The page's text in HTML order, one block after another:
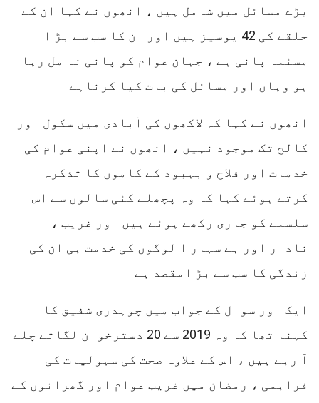
بڑے مسائل میں شامل ہیں ، انھوں نے کہا ان کے
حلقے کی 42 یوسیز ہیں اور ان کا سب سے بڑ ا
مسئلہ پانی ہے ، جہان عوام کو پانی نہ مل رہا
ہو وہاں اور مسائل کی بات کیا کرناہے
انھوں نے کہا کہ لاکھوں کی آبادی میں سکول اور
کالج تک موجود نہیں ، انھوں نے اپنی عوام کی
خدمات اور فلاح و بہبود کے کاموں کا تذکرہ
کرتے ہوئے کہا کہ وہ پچھلے کئی سالوں سے اس
سلسلے کو جاری رکھے ہوئے ہیں اور غریب ،
نادار اور بے سہار ا لوگوں کی خدمت ہی ان کی
زندگی کا سب سے بڑ امقصد ہے
ایک اور سوال کے جواب میں چوہدری شفیق کا
کہنا تھا کہ وہ 2019 سے 20 دسترخوان لگاتے چلے
آ رہے ہیں ، اس کے علاوہ صحت کی سہولیات کی
فراہمی ، رمضان میں غریب عوام اور گھرانوں کے